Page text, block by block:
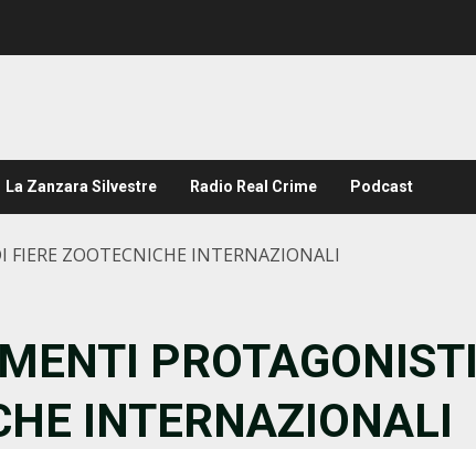
La Zanzara Silvestre Radio Real Crime Podcast
ZOOTECNICHE INTERNAZIONALI
PROTAGONISTI
INTERNAZIONALI